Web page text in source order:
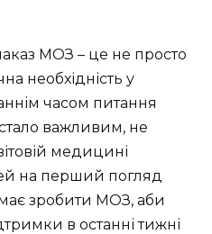
МОЗ – це не просто
необхідність у
часом питання
важливим, не
медицині
на перший погляд
зробити МОЗ, аби
в останні тижні